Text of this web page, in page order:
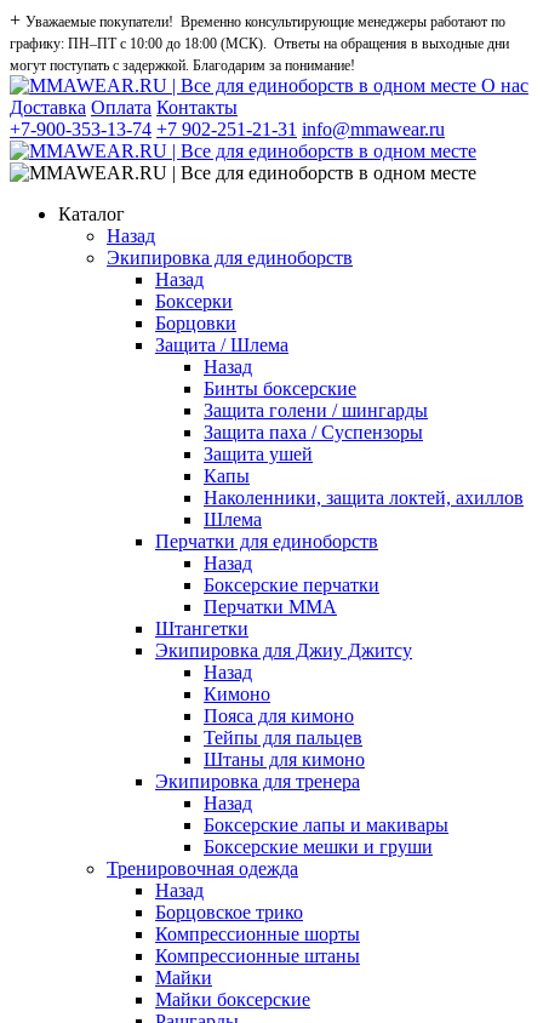
+ Уважаемые покупатели! Временно консультирующие менеджеры работают по
графику: ПН–ПТ с 10:00 до 18:00 (МСК). Ответы на обращения в выходные дни
могут поступать с задержкой. Благодарим за понимание!
О нас
Доставка Оплата Контакты
+7-900-353-13-74 +7 902-251-21-31 info@mmawear.ru
Каталог
Назад
Экипировка для единоборств
Назад
Боксерки
Борцовки
Защита / Шлема
Назад
Бинты боксерские
Защита голени / шингарды
Защита паха / Суспензоры
Защита ушей
Капы
Наколенники, защита локтей, ахиллов
Шлема
Перчатки для единоборств
Назад
Боксерские перчатки
Перчатки ММА
Штангетки
Экипировка для Джиу Джитсу
Назад
Кимоно
Пояса для кимоно
Тейпы для пальцев
Штаны для кимоно
Экипировка для тренера
Назад
Боксерские лапы и макивары
Боксерские мешки и груши
Тренировочная одежда
Назад
Борцовское трико
Компрессионные шорты
Компрессионные штаны
Майки
Майки боксерские